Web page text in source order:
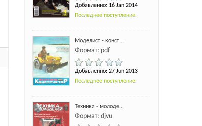
Добавленно: 16 Jan 2014
Последнее поступление.
Моделист - конст...
Формат: pdf
Добавленно: 27 Jun 2013
Последнее поступление.
Техника - молоде...
Формат: djvu